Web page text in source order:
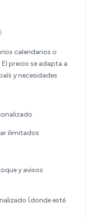
calendarios o
precio se adapta a
y necesidades
ilimitados
y avisos
(donde esté